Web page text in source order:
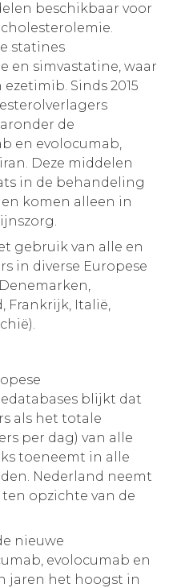
beschikbaar voor
statines
en simvastatine, waar
Sinds 2015
de
en evolocumab,
Deze middelen
in de behandeling
komen alleen in
gebruik van alle en
in diverse Europese
Frankrijk, Italië,
blijkt dat
als het totale
per dag) van alle
toeneemt in alle
Nederland neemt
opzichte van de
nieuwe
evolocumab en
jaren het hoogst in